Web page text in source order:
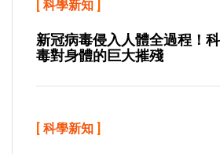
科學新知
新冠病毒侵入人體全過程！
毒對身體的巨大摧殘
[ 科學新知 ]